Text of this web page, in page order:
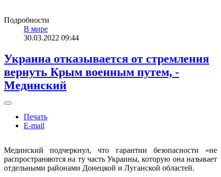
Подробности
В мире
30.03.2022 09:44
Украина отказывается от стремления
вернуть Крым военным путем, -
Мединский
Печать
E-mail
Мединский подчеркнул, что гарантии безопасности «не
распространяются на ту часть Украины, которую она называет
отдельными районами Донецкой и Луганской областей.